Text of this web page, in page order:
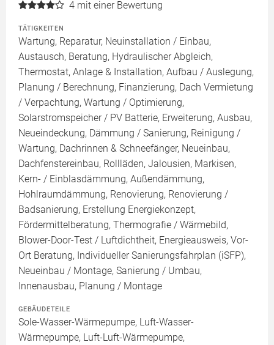
4 mit einer Bewertung
TÄTIGKEITEN
Wartung, Reparatur, Neuinstallation / Einbau,
Austausch, Beratung, Hydraulischer Abgleich,
Thermostat, Anlage & Installation, Aufbau / Auslegung,
Planung / Berechnung, Finanzierung, Dach Vermietung
/ Verpachtung, Wartung / Optimierung,
Solarstromspeicher / PV Batterie, Erweiterung, Ausbau,
Neueindeckung, Dämmung / Sanierung, Reinigung /
Wartung, Dachrinnen & Schneefänger, Neueinbau,
Dachfenstereinbau, Rollläden, Jalousien, Markisen,
Kern- / Einblasdämmung, Außendämmung,
Hohlraumdämmung, Renovierung, Renovierung /
Badsanierung, Erstellung Energiekonzept,
Fördermittelberatung, Thermografie / Wärmebild,
Blower-Door-Test / Luftdichtheit, Energieausweis, Vor-
Ort Beratung, Individueller Sanierungsfahrplan (iSFP),
Neueinbau / Montage, Sanierung / Umbau,
Innenausbau, Planung / Montage
GEBÄUDETEILE
Sole-Wasser-Wärmepumpe, Luft-Wasser-
Wärmepumpe, Luft-Luft-Wärmepumpe,